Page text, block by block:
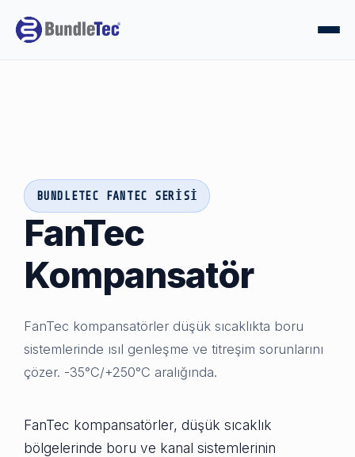
BUNDLETEC FANTEC SERISI
FanTec
Kompansatör
FanTec kompansatörler düşük sıcaklıkta boru
sistemlerinde ısıl genleşme ve titreşim sorunlarını
çözer. -35°C/+250°C aralığında.
FanTec kompansatörler, düşük sıcaklık
bölgelerinde boru ve kanal sistemlerinin